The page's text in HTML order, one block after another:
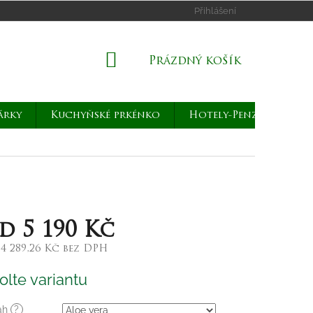
Přihlášení
NÁKUPNÍ
Prázdný košík
Kuchyňské prkénko Hotely-Penziony
5 190 Kč
4 289,26 Kč bez DPH
variantu
?